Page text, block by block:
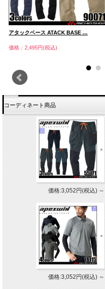
アタックベース ATACK BASE …
価格：2,495円(税込)
コーディネート商品
価格:3,052円(税込)～
価格:3,052円(税込)～